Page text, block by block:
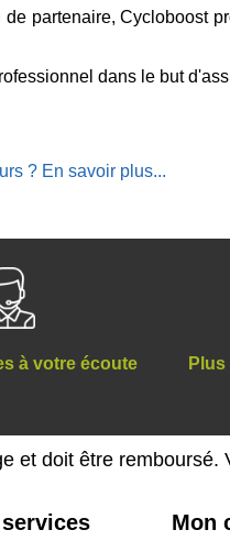
partenaire, Cycloboost
dans le but
? En savoir plus...
à votre écoute
et doit être
Mon